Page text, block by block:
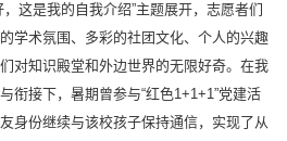
这是我的自我介绍”主题展开，志愿者们
学术氛围、多彩的社团文化、个人的兴趣
对知识殿堂和外边世界的无限好奇。在我
衔接下，暑期曾参与“红色1+1+1”党建活
身份继续与该校孩子保持通信，实现了从